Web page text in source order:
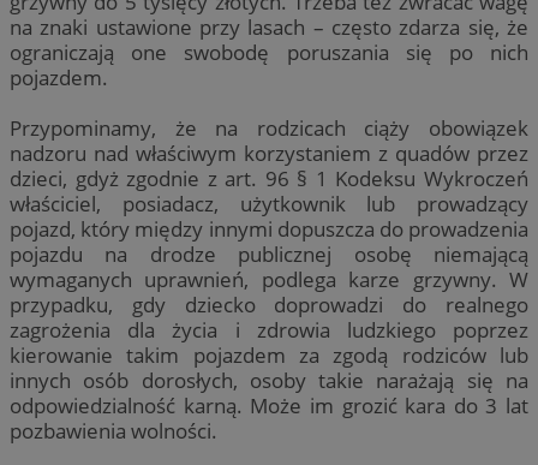
na znaki ustawione przy lasach – często zdarza się, że
ograniczają one swobodę poruszania się po nich
pojazdem.
Przypominamy, że na rodzicach ciąży obowiązek
nadzoru nad właściwym korzystaniem z quadów przez
dzieci, gdyż zgodnie z art. 96 § 1 Kodeksu Wykroczeń
właściciel, posiadacz, użytkownik lub prowadzący
pojazd, który między innymi dopuszcza do prowadzenia
pojazdu na drodze publicznej osobę niemającą
wymaganych uprawnień, podlega karze grzywny. W
przypadku, gdy dziecko doprowadzi do realnego
zagrożenia dla życia i zdrowia ludzkiego poprzez
kierowanie takim pojazdem za zgodą rodziców lub
innych osób dorosłych, osoby takie narażają się na
odpowiedzialność karną. Może im grozić kara do 3 lat
pozbawienia wolności.